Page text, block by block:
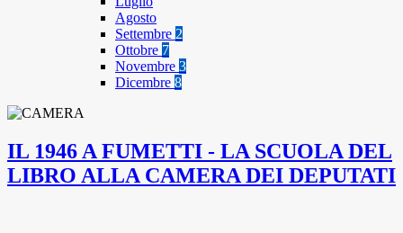
Agosto
Settembre 2
Ottobre 7
Novembre 3
Dicembre 8
IL 1946 A FUMETTI - LA SCUOLA DEL
LIBRO ALLA CAMERA DEI DEPUTATI